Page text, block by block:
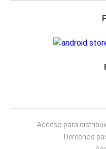
Acceso para
Derechos